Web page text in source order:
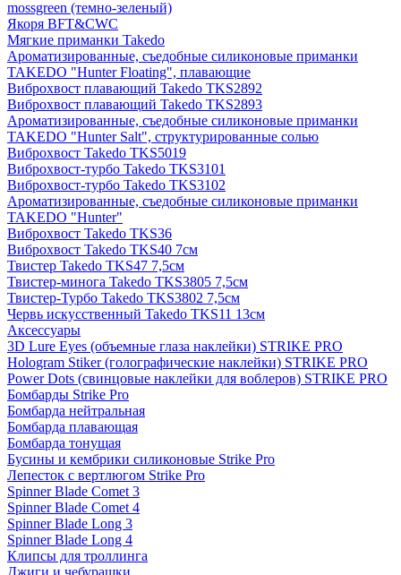
mossgreen (темно-зеленый)
Якоря BFT&CWC
Мягкие приманки Takedo
Ароматизированные, съедобные силиконовые приманки
TAKEDO "Hunter Floating", плавающие
Виброхвост плавающий Takedo TKS2892
Виброхвост плавающий Takedo TKS2893
Ароматизированные, съедобные силиконовые приманки
TAKEDO "Hunter Salt", структурированные солью
Виброхвост Takedo TKS5019
Виброхвост-турбо Takedo TKS3101
Виброхвост-турбо Takedo TKS3102
Ароматизированные, съедобные силиконовые приманки
TAKEDO "Hunter"
Виброхвост Takedo TKS36
Виброхвост Takedo TKS40 7см
Твистер Takedo TKS47 7,5см
Твистер-минога Takedo TKS3805 7,5см
Твистер-Турбо Takedo TKS3802 7,5см
Червь искусственный Takedo TKS11 13см
Аксессуары
3D Lure Eyes (объемные глаза наклейки) STRIKE PRO
Hologram Stiker (голографические наклейки) STRIKE PRO
Power Dots (свинцовые наклейки для воблеров) STRIKE PRO
Бомбарды Strike Pro
Бомбарда нейтральная
Бомбарда плавающая
Бомбарда тонущая
Бусины и кембрики силиконовые Strike Pro
Лепесток с вертлюгом Strike Pro
Spinner Blade Comet 3
Spinner Blade Comet 4
Spinner Blade Long 3
Spinner Blade Long 4
Клипсы для троллинга
Джиги и чебурашки